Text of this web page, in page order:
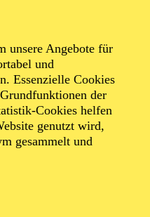
unsere Angebote für
und
Essenzielle Cookies
der
Cookies helfen
genutzt wird,
gesammelt und
zum